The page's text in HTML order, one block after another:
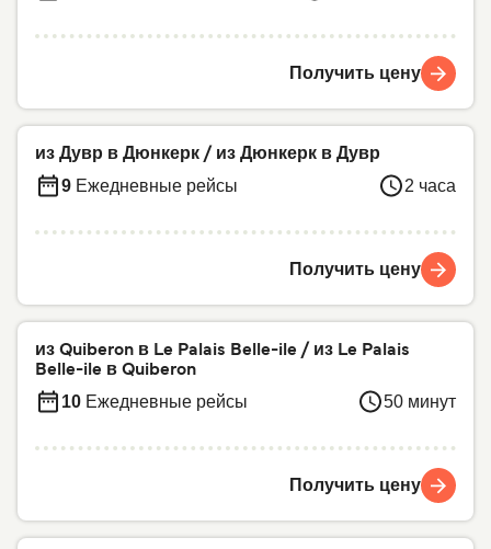
Получить цену
из Дувр в Дюнкерк / из Дюнкерк в Дувр
9 Ежедневные рейсы 2 часа
Получить цену
из Quiberon в Le Palais Belle-ile / из Le Palais
Belle-ile в Quiberon
10 Ежедневные рейсы 50 минут
Получить цену